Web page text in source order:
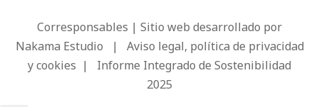
Corresponsables | Sitio web desarrollado por
Nakama Estudio | Aviso legal, política de privacidad
y cookies | Informe Integrado de Sostenibilidad
2025